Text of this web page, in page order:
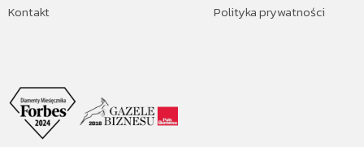
Kontakt
Polityka prywatności